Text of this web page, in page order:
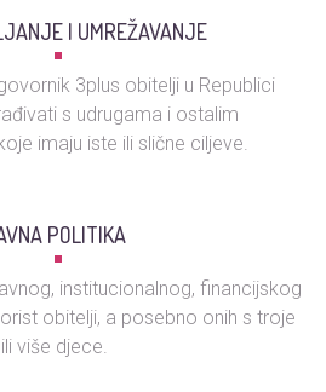
I UMREŽAVANJE
3plus obitelji u Republici
s udrugama i ostalim
imaju iste ili slične ciljeve.
POLITIKA
institucionalnog, financijskog
obitelji, a posebno onih s troje
ili više djece.